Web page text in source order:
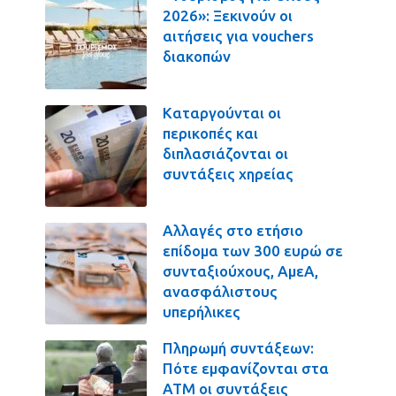
2026»: Ξεκινούν οι
αιτήσεις για vouchers
διακοπών
Καταργούνται οι
περικοπές και
διπλασιάζονται οι
συντάξεις χηρείας
Αλλαγές στο ετήσιο
επίδομα των 300 ευρώ σε
συνταξιούχους, ΑμεΑ,
ανασφάλιστους
υπερήλικες
Πληρωμή συντάξεων:
Πότε εμφανίζονται στα
ΑΤΜ οι συντάξεις